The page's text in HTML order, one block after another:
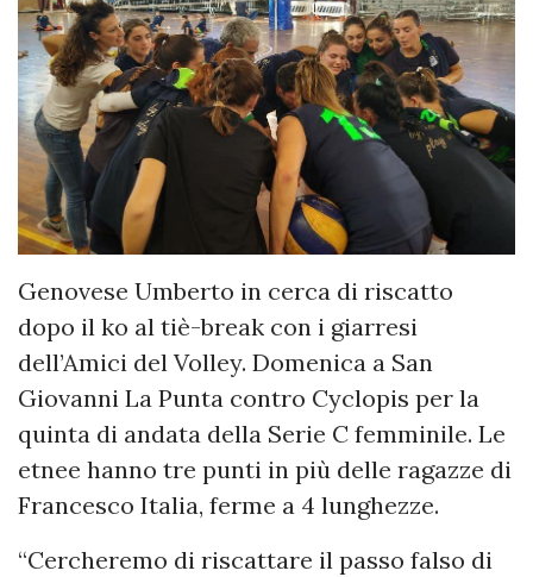
Genovese Umberto in cerca di riscatto
dopo il ko al tiè-break con i giarresi
dell’Amici del Volley. Domenica a San
Giovanni La Punta contro Cyclopis per la
quinta di andata della Serie C femminile. Le
etnee hanno tre punti in più delle ragazze di
Francesco Italia, ferme a 4 lunghezze.
“Cercheremo di riscattare il passo falso di